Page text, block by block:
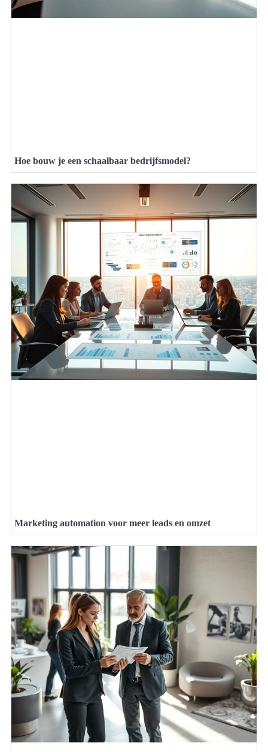
Hoe bouw je een schaalbaar bedrijfsmodel?
Marketing automation voor meer leads en omzet